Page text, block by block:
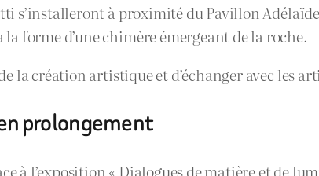
s’installeront à proximité du Pavillon
forme d’une chimère émergeant de la roche.
la création artistique et d’échanger avec les
prolongement
à l’exposition « Dialogues de matière et de